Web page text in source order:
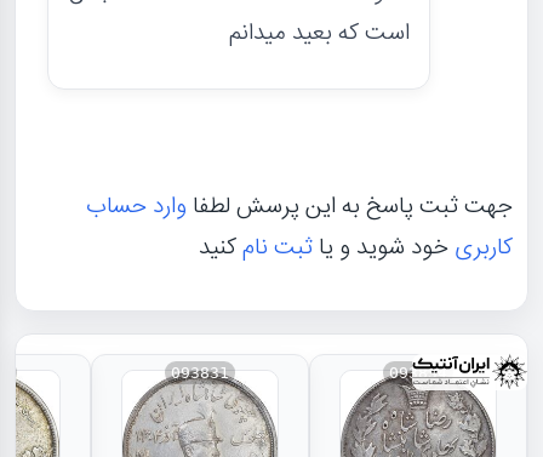
است که بعید میدانم
جهت ثبت پاسخ به این پرسش لطفا وارد حساب
کاربریخود شوید و یاثبت نامکنید
093834
093831